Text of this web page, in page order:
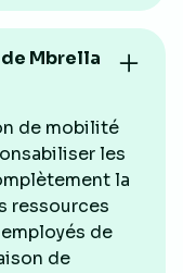
Mbrella
de mobilité
les
la
ressources
de
de